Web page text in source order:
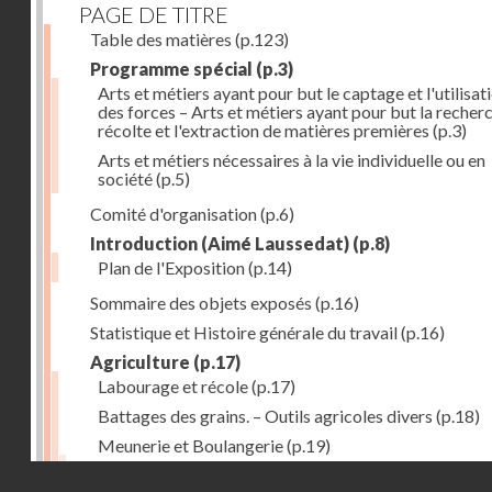
PAGE DE TITRE
Table des matières (p.123)
Programme spécial (p.3)
Arts et métiers ayant pour but le captage et
des forces – Arts et métiers ayant pour but la
récolte et l'extraction de matières premières (p.3)
Arts et métiers nécessaires à la vie individuelle ou en
société(p.5)
Comité d'organisation(p.6)
Introduction (Aimé Laussedat) (p.8)
Plan de l'Exposition(p.14)
Sommaire des objets exposés (p.16)
Statistique et Histoire générale du travail(p.16)
Agriculture (p.17)
Labourage et récole(p.17)
Battages des grains. – Outils agricoles divers (p.18)
Meunerie et Boulangerie(p.19)